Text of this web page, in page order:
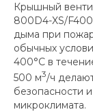
Крышный
800D4-XS/
дыма при
обычных
400°C в
500 м3/ч
безопасности
микроклимата.